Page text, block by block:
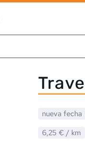
nueva fecha
6,25 € / km